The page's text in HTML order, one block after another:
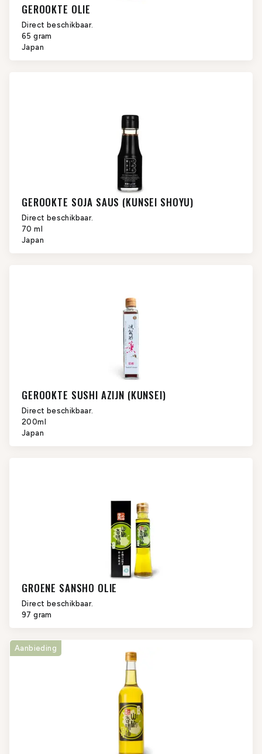
GEROOKTE OLIE
Direct beschikbaar.
65 gram
Japan
GEROOKTE SOJA SAUS (KUNSEI SHOYU)
Direct beschikbaar.
70 ml
Japan
GEROOKTE SUSHI AZIJN (KUNSEI)
Direct beschikbaar.
200ml
Japan
GROENE SANSHO OLIE
Direct beschikbaar.
97 gram
Aanbieding